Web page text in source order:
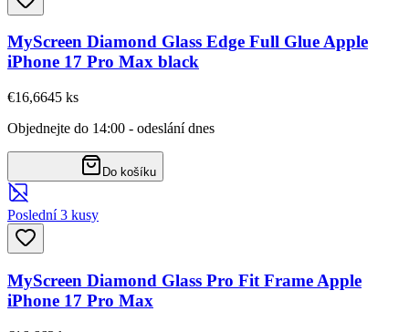
MyScreen Diamond Glass Edge Full Glue Apple
iPhone 17 Pro Max black
€16,6645 ks
Objednejte do 14:00 - odeslání dnes
Do košíku
Poslední 3 kusy
MyScreen Diamond Glass Pro Fit Frame Apple
iPhone 17 Pro Max